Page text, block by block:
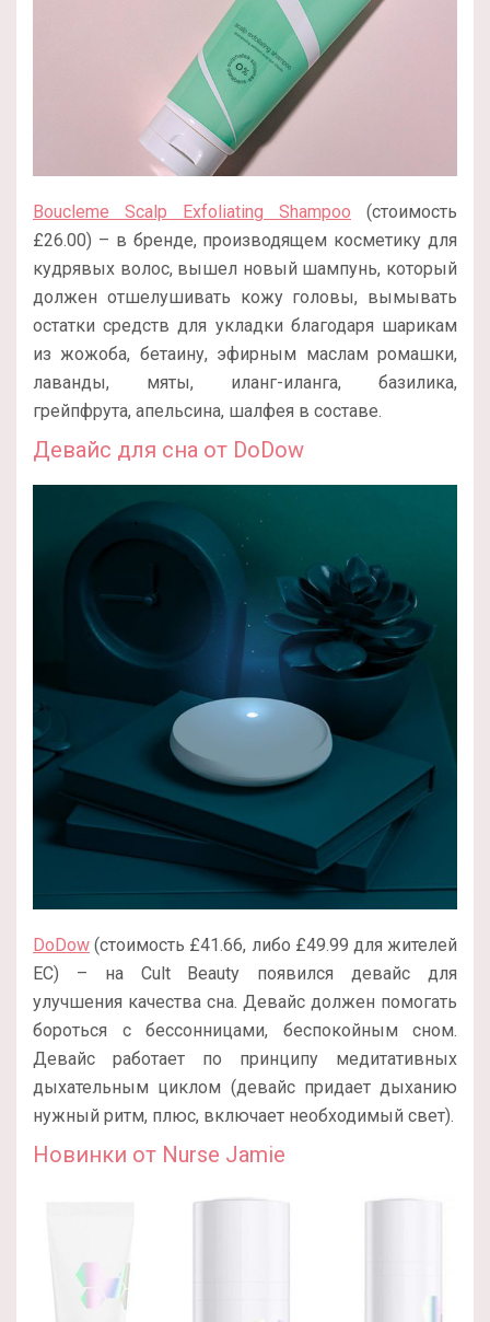
Boucleme Scalp Exfoliating Shampoo (стоимость
£26.00) – в бренде, производящем косметику для
кудрявых волос, вышел новый шампунь, который
должен отшелушивать кожу головы, вымывать
остатки средств для укладки благодаря шарикам
из жожоба, бетаину, эфирным маслам ромашки,
лаванды, мяты, иланг-иланга, базилика,
грейпфрута, апельсина, шалфея в составе.
Девайс для сна от DoDow
DoDow (стоимость £41.66, либо £49.99 для жителей
ЕС) – на Cult Beauty появился девайс для
улучшения качества сна. Девайс должен помогать
бороться с бессонницами, беспокойным сном.
Девайс работает по принципу медитативных
дыхательным циклом (девайс придает дыханию
нужный ритм, плюс, включает необходимый свет).
Новинки от Nurse Jamie